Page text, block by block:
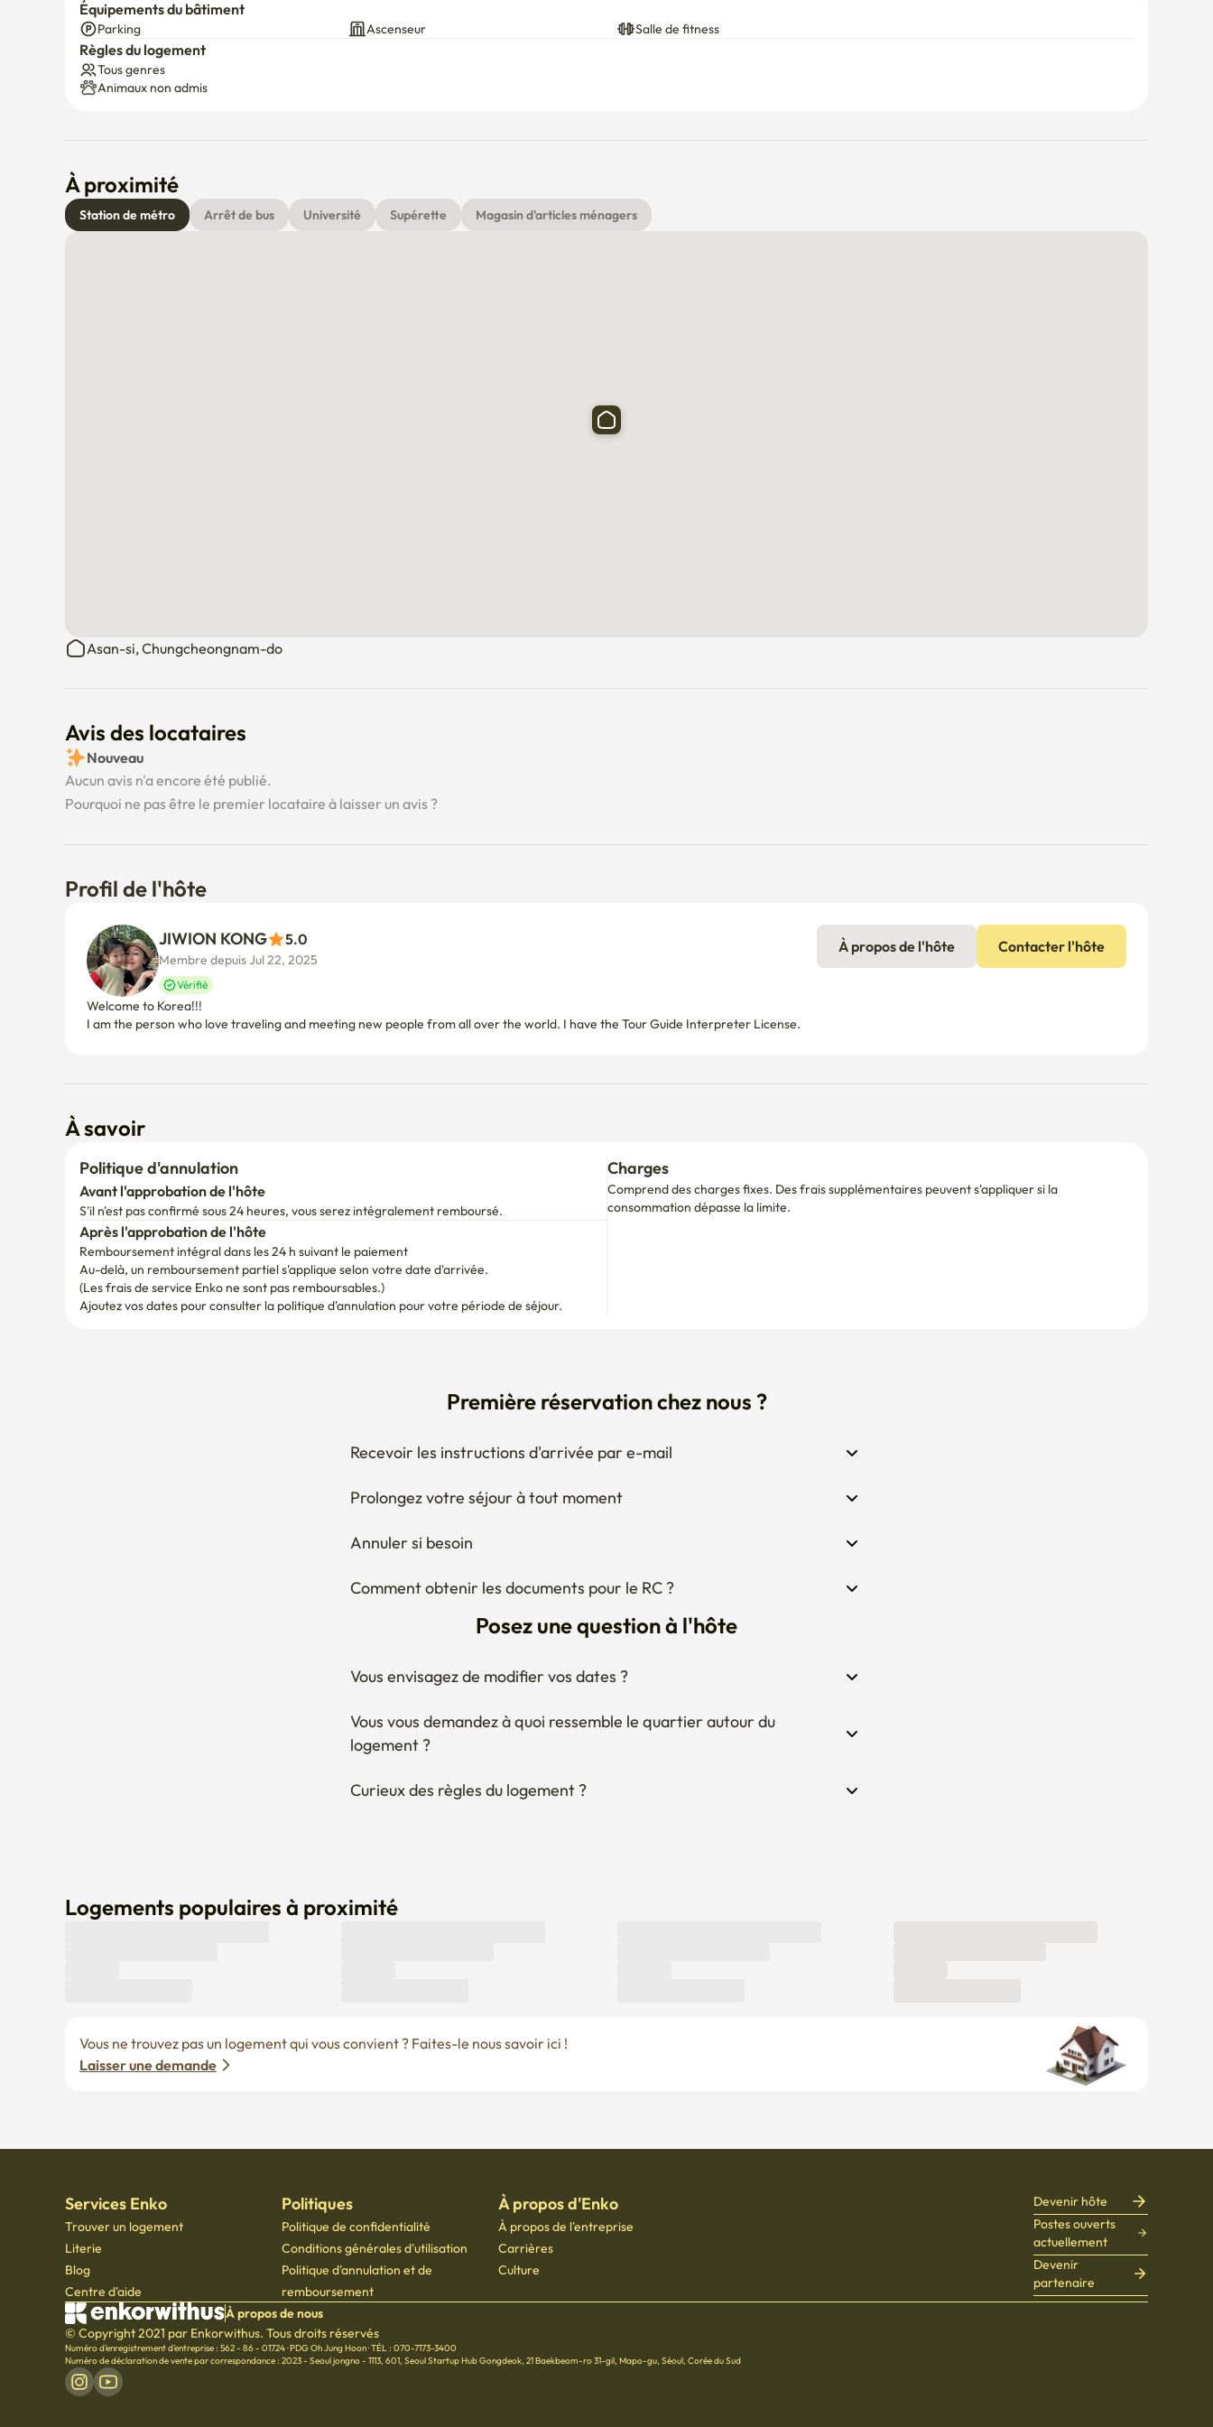
Équipements du bâtiment
Parking Ascenseur Salle de fitness
Règles du logement
Tous genres
Animaux non admis
À proximité
Station de métro Arrêt de bus Université Supérette Magasin d'articles ménagers
Asan-si, Chungcheongnam-do
Avis des locataires
Nouveau
Aucun avis n'a encore été publié.
Pourquoi ne pas être le premier locataire à laisser un avis ?
Profil de l'hôte
JIWION KONG 5.0
Membre depuis Jul 22, 2025
Vérifié
À propos de l'hôte Contacter l'hôte
Welcome to Korea!!!
À savoir
Politique d'annulation
Avant l'approbation de l'hôte
S'il n'est pas confirmé sous 24 heures, vous serez intégralement remboursé.
Après l'approbation de l'hôte
Remboursement intégral dans les 24 h suivant le paiement
Au-delà, un remboursement partiel s'applique selon votre date d'arrivée.
(Les frais de service Enko ne sont pas remboursables.)
Ajoutez vos dates pour consulter la politique d'annulation pour votre période de séjour.
Charges
Comprend des charges fixes. Des frais supplémentaires peuvent s'appliquer si la
consommation dépasse la limite.
Première réservation chez nous ?
Recevoir les instructions d'arrivée par e-mail
Prolongez votre séjour à tout moment
Annuler si besoin
Comment obtenir les documents pour le RC ?
Posez une question à l'hôte
Vous envisagez de modifier vos dates ?
Vous vous demandez à quoi ressemble le quartier autour du
logement ?
Curieux des règles du logement ?
Logements populaires à proximité
Vous ne trouvez pas un logement qui vous convient ? Faites-le nous savoir ici !
Laisser une demande
Services Enko
Trouver un logement
Literie
Blog
Centre d'aide
Politiques
Politique de confidentialité
Conditions générales d'utilisation
Politique d'annulation et de
remboursement
À propos d'Enko
À propos de l'entreprise
Carrières
Culture
Devenir hôte
Postes ouverts
actuellement
Devenir
partenaire
À propos de nous
© Copyright 2021 par Enkorwithus. Tous droits réservés
Numéro d'enregistrement d'entreprise : 562 - 86 - 01724·PDG Oh Jung Hoon·TÉL : 070-7173-3400
Numéro de déclaration de vente par correspondance : 2023 - Seoul jongno - 1113, 601, Seoul Startup Hub Gongdeok, 21 Baekbeom-ro 31-gil, Mapo-gu, Séoul, Corée du Sud